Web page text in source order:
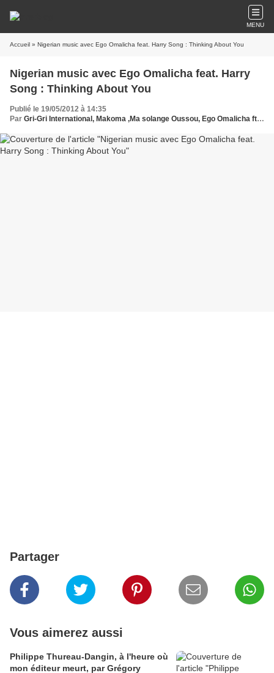
MENU
Accueil » Nigerian music avec Ego Omalicha feat. Harry Song : Thinking About You
Nigerian music avec Ego Omalicha feat. Harry
Song : Thinking About You
Publié le 19/05/2012 à 14:35
Par Gri-Gri International, Makoma ,Ma solange Oussou, Ego Omalicha ft. Harry Song
Partager
Vous aimerez aussi
Philippe Thureau-Dangin, à l'heure où
mon éditeur meurt, par Grégory